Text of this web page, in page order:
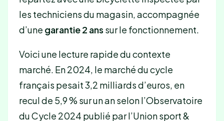
les techniciens du magasin, accompagnée
d’une garantie 2 ans sur le fonctionnement.
Voici une lecture rapide du contexte
marché. En 2024, le marché du cycle
français pesait 3,2 milliards d’euros, en
recul de 5,9 % sur un an selon l’Observatoire
du Cycle 2024 publié par l’Union sport &